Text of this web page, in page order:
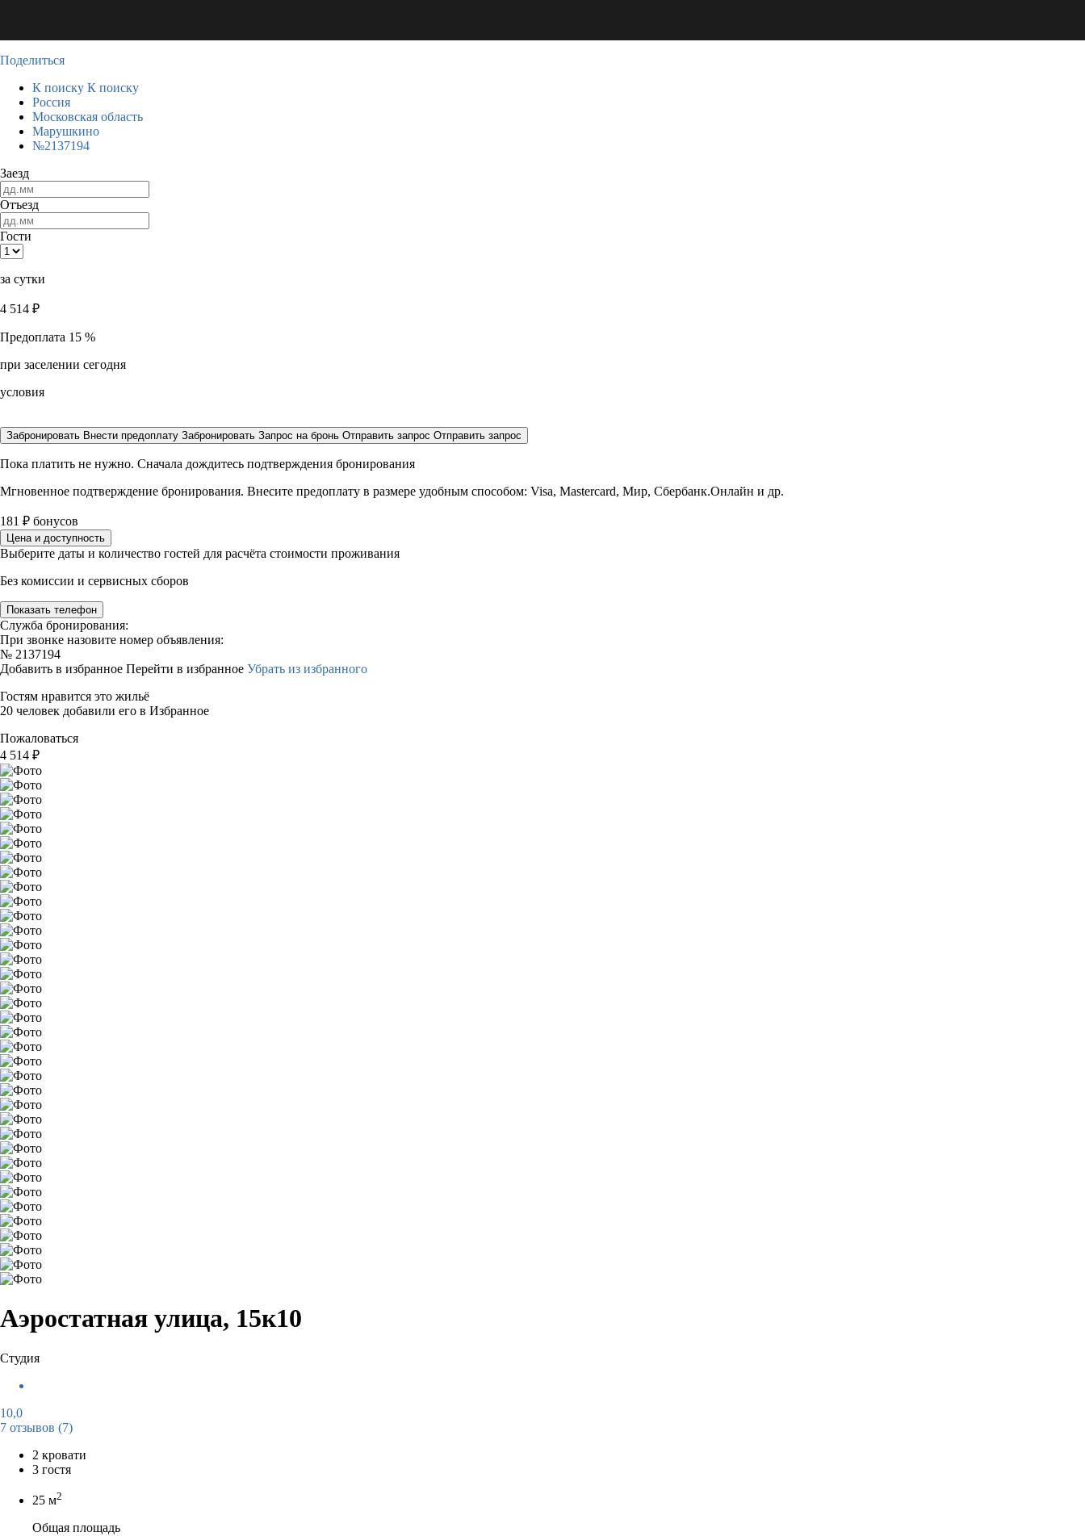
Поделиться
К поиску К поиску
Россия
Московская область
Марушкино
№2137194
Заезд
Отъезд
Гости
за сутки
4 514 ₽
Предоплата 15 %
при заселении сегодня
условия
Забронировать Внести предоплату Забронировать Запрос на бронь Отправить запрос Отправить запрос
Пока платить не нужно. Сначала дождитесь подтверждения бронирования
Мгновенное подтверждение бронирования. Внесите предоплату в размере удобным способом: Visa, Mastercard, Мир, Сбербанк.Онлайн и др.
181 ₽ бонусов
Цена и доступность
Выберите даты и количество гостей для расчёта стоимости проживания
Без комиссии и сервисных сборов
Показать телефон
Служба бронирования:
При звонке назовите номер объявления:
№ 2137194
Добавить в избранное Перейти в избранное Убрать из избранного
Гостям нравится это жильё
20 человек добавили его в Избранное
Пожаловаться
4 514 ₽
Аэростатная улица, 15к10
Студия
10,0
7 отзывов (7)
2 кровати
3 гостя
25 м2
Общая площадь